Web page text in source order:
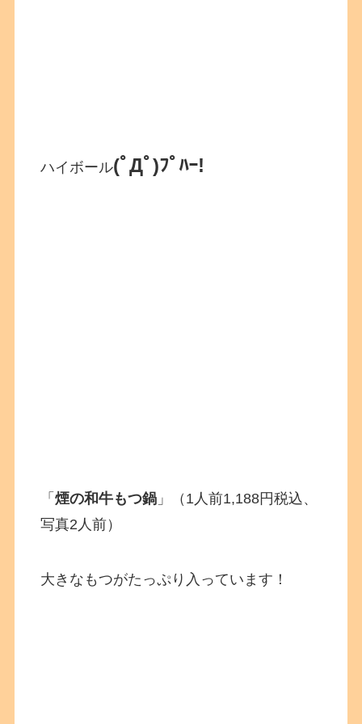
ハイボール(ﾟДﾟ)ﾌﾟﾊｰ!
「煙の和牛もつ鍋 」（1人前1,188円税込、
写真2人前）
大きなもつがたっぷり入っています！